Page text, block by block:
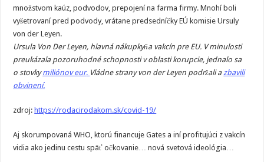
množstvom kaúz, podvodov, prepojení na farma firmy. Mnohí boli
vyšetrovaní pred podvody, vrátane predsedníčky EÚ komisie Ursuly
von der Leyen.
Ursula Von Der Leyen, hlavná nákupkyňa vakcín pre EU. V minulosti
preukázala pozoruhodné schopnosti v oblasti korupcie, jednalo sa
o stovkymiliónov eur. Vládne strany von der Leyen podržali azbavili
obvinení.
zdroj: https://rodacirodakom.sk/covid-19/
Aj skorumpovaná WHO, ktorú financuje Gates a iní profitujúci z vakcín
vidia ako jedinu cestu späť očkovanie… nová svetová ideológia…